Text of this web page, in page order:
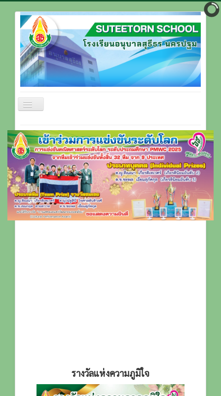
สลับ
เก
ชั่น
หน้าแรก
ข้อมูลโรงเรียน
บุคลากรโรงเรียน
ที่ตั้งโรงเรียน
ติดต่อโรงเรียน
รางวัลแห่งความภูมิใจ